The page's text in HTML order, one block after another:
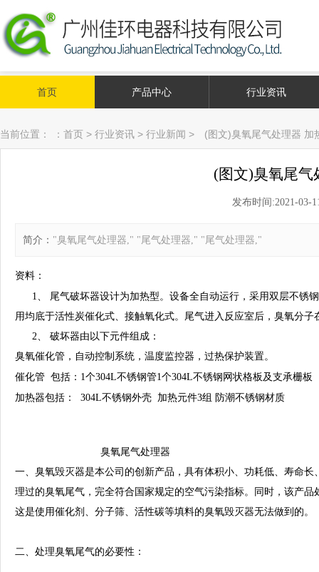
首页 产品中心 行业资讯
当前位置： ： 首页 > 行业资讯 > 行业新闻 > (图文)臭氧尾气处理器 加
(图文)臭氧尾气
发布时间:2021-03-
简介： "臭氧尾气处理器," "尾气处理器," "尾气处理器,"
资料：
1、 尾气破坏器设计为加热型。设备全自动运行，采用双层不锈
用均底于活性炭催化式、接触氧化式。尾气进入反应室后，臭氧分
2、 破坏器由以下元件组成：
臭氧催化管，自动控制系统，温度监控器，过热保护装置。
催化管 包括： 1个304L不锈钢管1个304L不锈钢网状格板及支承栅板
加热器包括：
304L不锈钢外壳 加热元件3组 防潮不锈钢材质
臭氧尾气处理器
一、臭氧毁灭器是本公司的创新产品，具有体积小、功耗低、寿命
理过的臭氧尾气，完全符合国家规定的空气污染指标。同时，该产
这是使用催化剂、分子筛、活性碳等填料的臭氧毁灭器无法做到的。
二、 处理臭氧尾气的必要性：